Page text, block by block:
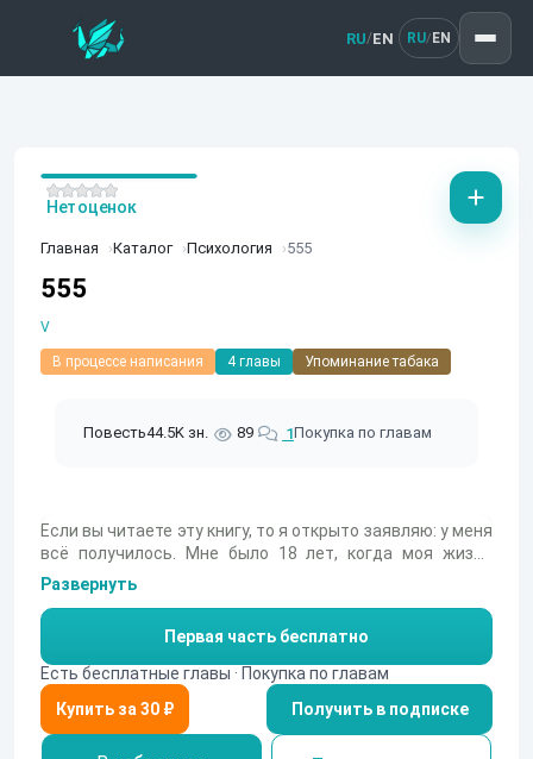
RU/EN RU/ EN
Главная Каталог Психология 555
555
V
В процессе написания 4 главы Упоминание табака
Повесть44.5K зн. 89 1Покупка по главам
Нет оценок
Если вы читаете эту книгу, то я открыто заявляю: у меня
всё получилось. Мне было 18 лет, когда моя жизнь
перевернулась на 180 градусов. Записи здесь
настолько личные, что я даже думаю: не ошибка ли это
— публиковать их. Маленький совет перед прочтением:
постарайтесь почувствовать настроение моих
монологов. Передаю привет своей семье, любимым
друзьям и лучшему парню
Развернуть
Первая часть бесплатно
Есть бесплатные главы · Покупка по главам
Получить в подписке